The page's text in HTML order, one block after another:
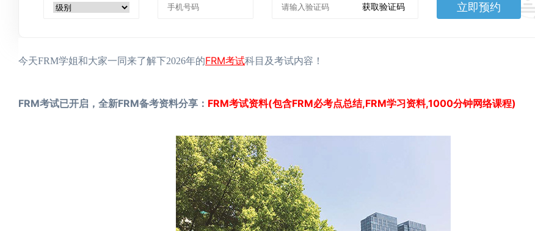
获取验证码 立即预约
今天FRM学姐和大家一同来了解下2026年的FRM考试科目及考试内容！
FRM考试已开启，全新FRM备考资料分享： FRM考试资料(包含FRM必考点总结,FRM学习资料,1000分钟网络课程)